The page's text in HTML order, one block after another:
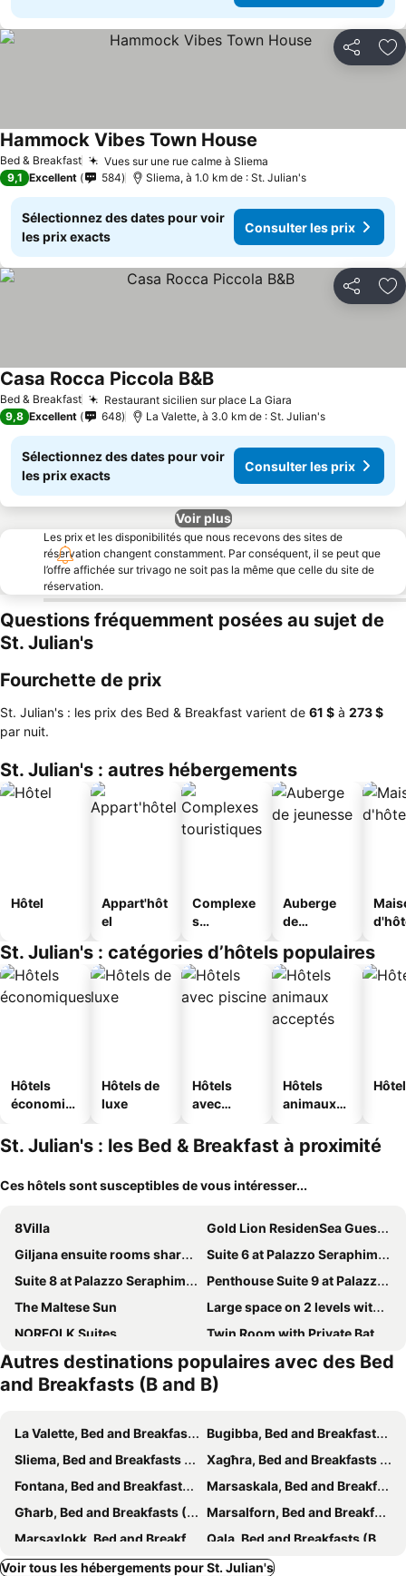
Partager
Bed & Breakfast Vues sur une rue calme à Sliema
Hammock Vibes Town House
9,1 Excellent 584 Sliema, à 1.0 km de : St. Julian's
Sélectionnez des dates pour voir
les prix exacts
Consulter les prix
Partager
Bed & Breakfast Restaurant sicilien sur place La Giara
Casa Rocca Piccola B&B
9,8 Excellent 648 La Valette, à 3.0 km de : St. Julian's
Sélectionnez des dates pour voir
les prix exacts
Consulter les prix
Voir plus
Les prix et les disponibilités que nous recevons des sites de
réservation changent constamment. Par conséquent, il se peut que
l’offre affichée sur trivago ne soit pas la même que celle du site de
réservation.
Questions fréquemment posées au sujet de
St. Julian's
Fourchette de prix
St. Julian's : les prix des Bed & Breakfast varient de ‎61 $ à ‎273 $
par nuit.
St. Julian's : autres hébergements
Hôtel
Appart'hôt
el
Complexe
s
s
Auberge
de
St. Julian's : catégories d’hôtels populaires
Hôtels
économiq
Hôtels de
luxe
Hôtels
avec
Hôtels
animaux
St. Julian's : les Bed & Breakfast à proximité
Ces hôtels sont susceptibles de vous intéresser...
8Villa
Gold Lion ResidenSea Guest House
Giljana ensuite rooms shared terrace & kitchen
Suite 6 at Palazzo Seraphim Boutique living in St Julians
Suite 8 at Palazzo Seraphim Boutique living in St Julians
Penthouse Suite 9 at Palazzo Seraphim Boutique living in St Julians
The Maltese Sun
Large space on 2 levels with own roof in Townhouse
NORFOLK Suites
Twin Room with Private Bathroom - Room 1
M butique Sliema
Hammock Vibes Town House
Lourd Bed
Casa Lina Boutique Hotel
Citizen Suites By Boom
Five Trees
Bonaci Boutique Hotel
The Black Onyx
Cozynest B&b - Cettina
Island Guesthouse
Buena Vista Suites
Aime's House
CARO Boutique Guest House
MH Sliema by Malta Holidays
The Urban Suites
Top Location Sliema Stylish Rooms
Autres destinations populaires avec des Bed
and Breakfasts (B and B)
La Valette, Bed and Breakfasts (B and B)
Bugibba, Bed and Breakfasts (B and B)
Sliema, Bed and Breakfasts (B and B)
Xagħra, Bed and Breakfasts (B and B)
Fontana, Bed and Breakfasts (B and B)
Marsaskala, Bed and Breakfasts (B and B)
Għarb, Bed and Breakfasts (B and B)
Marsalforn, Bed and Breakfasts (B and B)
Marsaxlokk, Bed and Breakfasts (B and B)
Qala, Bed and Breakfasts (B and B)
San Ġwann, Bed and Breakfasts (B and B)
Saint Lawrence, Bed and Breakfasts (B and B)
Voir tous les hébergements pour St. Julian's